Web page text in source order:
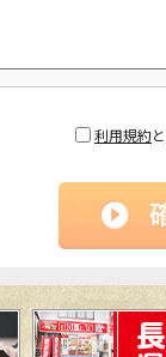
利用規約と